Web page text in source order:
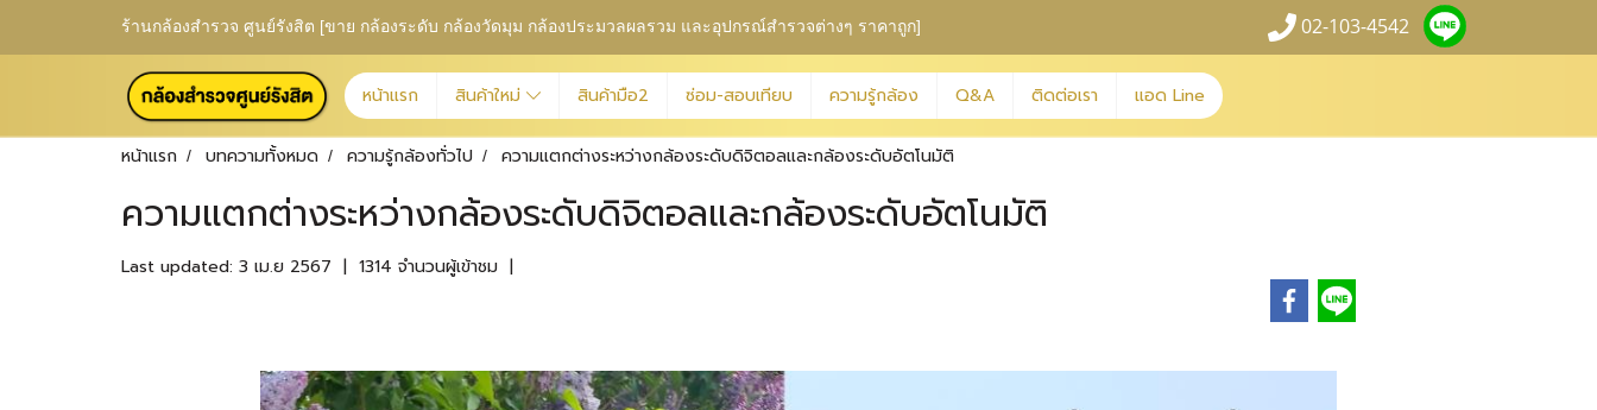
ร้านกล้องสำรวจ ศูนย์รังสิต [ขาย กล้องระดับ กล้องวัดมุม กล้องประมวลผลรวม และอุปกรณ์สำรวจต่างๆ ราคาถูก] 02-103-4542
หน้าแรก สินค้าใหม่ สินค้ามือ2 ซ่อม-สอบเทียบ ความรู้กล้อง Q&A ติดต่อเรา แอด Line
หน้าแรก บทความทั้งหมด ความรู้กล้องทั่วไป ความแตกต่างระหว่างกล้องระดับดิจิตอลและกล้องระดับอัตโนมัติ
ความแตกต่างระหว่างกล้องระดับดิจิตอลและกล้องระดับอัตโนมัติ
Last updated: 3 เม.ย 2567 | 1314 จำนวนผู้เข้าชม |